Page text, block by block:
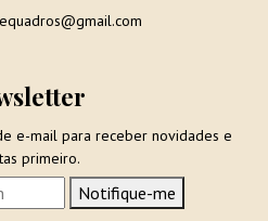
e-mail para receber novidades e
primeiro.
Notifique-me